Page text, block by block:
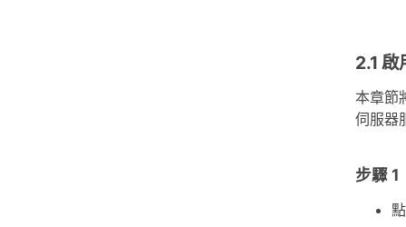
2.1
本章節
伺服器
步驟 1